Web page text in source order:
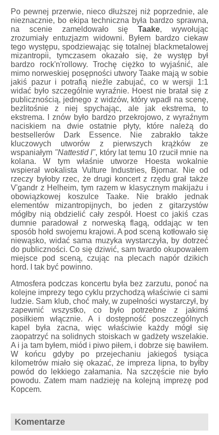
Po pewnej przerwie, nieco dłuższej niż poprzednie, ale
nieznacznie, bo ekipa techniczna była bardzo sprawna,
na scenie zameldowało sięTaake, wywołując
zrozumiały entuzjazm widowni. Byłem bardzo ciekaw
tego występu, spodziewając się totalnej blackmetalowej
mizantropii, tymczasem okazało się, że występ był
bardzo rock'n'rollowy. Trochę ciężko to wyjaśnić, ale
mimo norweskiej posępności utwory Taake mają w sobie
jakiś pazur i potrafią nieźle zabujać, co w wersji 1:1
widać było szczególnie wyraźnie. Hoest nie bratał się z
publicznością, jednego z widzów, który wpadł na scenę,
bezlitośnie z niej spychając, ale jak ekstrema, to
ekstrema. I znów było bardzo przekrojowo, z wyraźnym
naciskiem na dwie ostatnie płyty, które należą do
bestsellerów Dark Essence. Nie zabrakło także
kluczowych utworów z pierwszych krążków ze
wspaniałym "Nattestid I", który lat temu 10 rzucił mnie na
kolana. W tym właśnie utworze Hoesta wokalnie
wspierał wokalista Vulture Industries, Bjornar. Nie od
rzeczy byłoby rzec, że drugi koncert z rzędu grał także
V'gandr z Helheim, tym razem w klasycznym makijażu i
obowiązkowej koszulce Taake. Nie brakło jednak
elementów mizantropijnych, bo jeden z gitarzystów
mógłby nią obdzielić cały zespół. Hoest co jakiś czas
dumnie paradował z norweską flagą, oddając w ten
sposób hołd swojemu krajowi. A pod sceną kotłowało się
niewąsko, widać sama muzyka wystarczyła, by dotrzeć
do publiczności. Co się dziwić, sam twardo okupowałem
miejsce pod sceną, czując na plecach napór dzikich
hord. I tak być powinno.
Atmosfera podczas koncertu była bez zarzutu, ponoć na
kolejne imprezy tego cyklu przychodzą właściwie ci sami
ludzie. Sam klub, choć mały, w zupełności wystarczył, by
zapewnić wszystko, co było potrzebne z jakimś
posiłkiem włącznie. A i dostępność poszczególnych
kapel była zacna, więc właściwie każdy mógł się
zaopatrzyć na solidnych stoiskach w gadżety wszelakie.
A i ja tam byłem, miód i piwo piłem, i dobrze się bawiłem.
W końcu gdyby po przejechaniu jakiegoś tysiąca
kilometrów miało się okazać, że impreza lipna, to byłby
powód do lekkiego załamania. Na szczęście nie było
powodu. Zatem mam nadzieję na kolejną imprezę pod
Kopcem.
Komentarze